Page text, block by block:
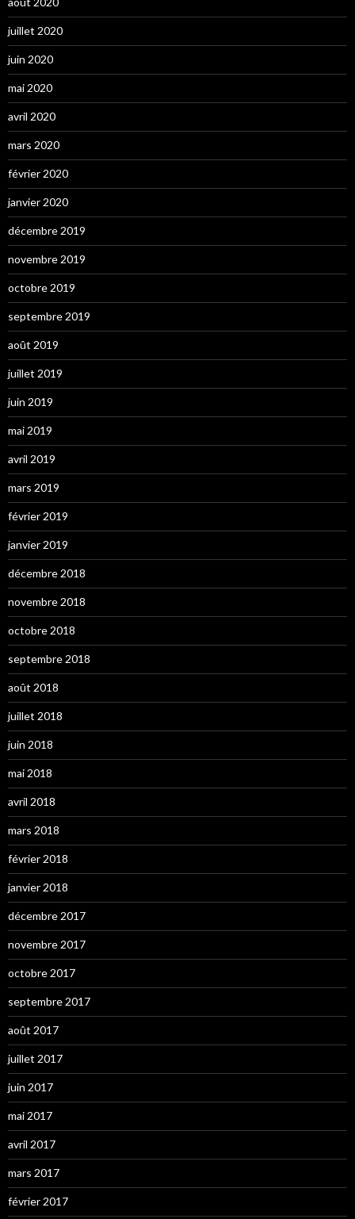
juillet 2020
juin 2020
mai 2020
avril 2020
mars 2020
février 2020
janvier 2020
décembre 2019
novembre 2019
octobre 2019
septembre 2019
août 2019
juillet 2019
juin 2019
mai 2019
avril 2019
mars 2019
février 2019
janvier 2019
décembre 2018
novembre 2018
octobre 2018
septembre 2018
août 2018
juillet 2018
juin 2018
mai 2018
avril 2018
mars 2018
février 2018
janvier 2018
décembre 2017
novembre 2017
octobre 2017
septembre 2017
août 2017
juillet 2017
juin 2017
mai 2017
avril 2017
mars 2017
février 2017